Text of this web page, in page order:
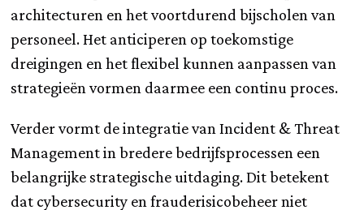
architecturen en het voortdurend bijscholen van
personeel. Het anticiperen op toekomstige
dreigingen en het flexibel kunnen aanpassen van
strategieën vormen daarmee een continu proces.
Verder vormt de integratie van Incident & Threat
Management in bredere bedrijfsprocessen een
belangrijke strategische uitdaging. Dit betekent
dat cybersecurity en frauderisicobeheer niet